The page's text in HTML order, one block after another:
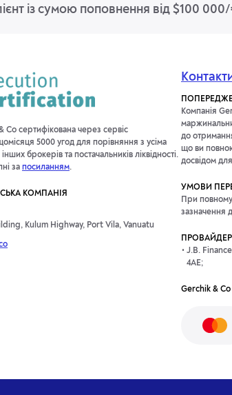
із сумою поповнення від $100
Co сертифікована через сервіс
5000 угод для порівняння з усіма
брокерів та постачальників ліквідності.
за посиланням.
КОМПАНІЯ
Kulum Highway, Port Vila, Vanuatu
Компанія
до
що ви
досвідом
УМОВИ
При повному
зазначення
J.B.
4AE;
Gerchik &